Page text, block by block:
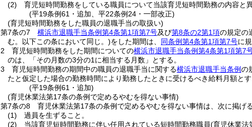
(2)
育児短時間勤務をしている職員について当該育児短時間勤務の内容と
(平19条例61・追加、平22条例24・一部改正)
(育児短時間勤務をした職員の退職手当の取扱い)
第7条の7
横浜市退職手当条例第4条第1項第7号及び第8条の2第1項の規定の
む。以下この条において同じ。)をした期間は、 同条例第4条第1項第7号に
2
育児短時間勤務をした期間についての横浜市退職手当条例第4条第1項第7
のは、「その月数の3分の1に相当する月数」とする。
3
育児短時間勤務の期間中の職員の退職手当に関する横浜市退職手当条例の
たと仮定した場合の勤務時間により勤務したときに受けるべき給料月額とす
(平19条例61・追加)
(育児休業法第17条の条例で定めるやむを得ない事情)
第7条の8
育児休業法第17条の条例で定めるやむを得ない事情は、次に掲げ
(1)
過員を生ずること。
(2)
当該育児短時間勤務に伴い任用されている短時間勤務職員(育児休業法